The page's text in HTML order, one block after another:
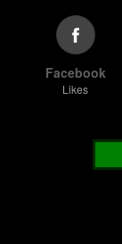
Facebook
Likes